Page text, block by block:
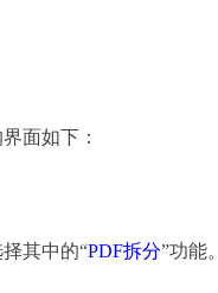
面如下：
其中的“PDF拆分”功能。